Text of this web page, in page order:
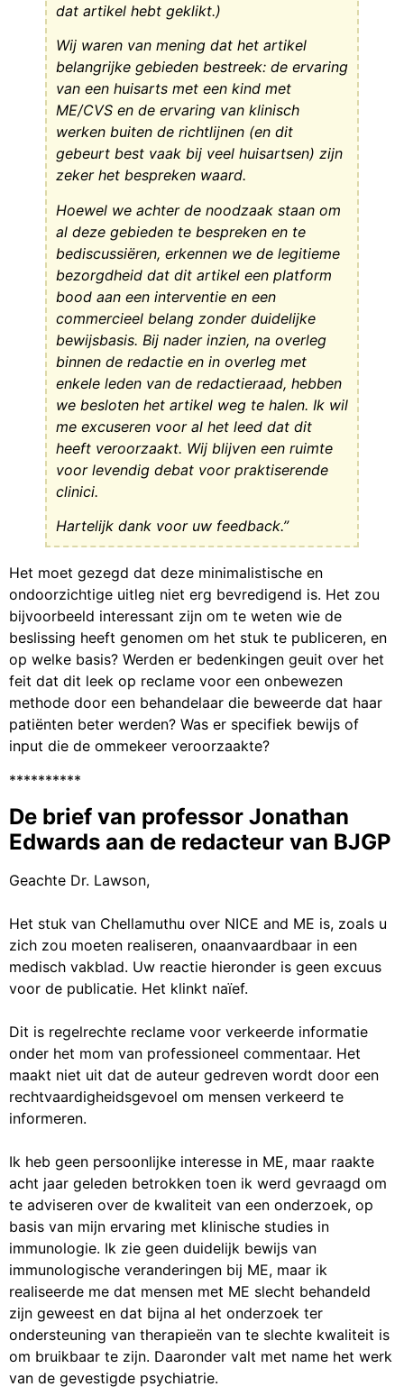
dat artikel hebt geklikt.)
Wij waren van mening dat het artikel
belangrijke gebieden bestreek: de ervaring
van een huisarts met een kind met
ME/CVS en de ervaring van klinisch
werken buiten de richtlijnen (en dit
gebeurt best vaak bij veel huisartsen) zijn
zeker het bespreken waard.
Hoewel we achter de noodzaak staan ​​om
al deze gebieden te bespreken en te
bediscussiëren, erkennen we de legitieme
bezorgdheid dat dit artikel een platform
bood aan een interventie en een
commercieel belang zonder duidelijke
bewijsbasis. Bij nader inzien, na overleg
binnen de redactie en in overleg met
enkele leden van de redactieraad, hebben
we besloten het artikel weg te halen. Ik wil
me excuseren voor al het leed dat dit
heeft veroorzaakt. Wij blijven een ruimte
voor levendig debat voor praktiserende
clinici.
Hartelijk dank voor uw feedback.”
Het moet gezegd dat deze minimalistische en
ondoorzichtige uitleg niet erg bevredigend is. Het zou
bijvoorbeeld interessant zijn om te weten wie de
beslissing heeft genomen om het stuk te publiceren, en
op welke basis? Werden er bedenkingen geuit over het
feit dat dit leek op reclame voor een onbewezen
methode door een behandelaar die beweerde dat haar
patiënten beter werden? Was er specifiek bewijs of
input die de ommekeer veroorzaakte?
**********
De brief van professor Jonathan
Edwards aan de redacteur van BJGP
Geachte Dr. Lawson,
Het stuk van Chellamuthu over NICE and ME is, zoals u
zich zou moeten realiseren, onaanvaardbaar in een
medisch vakblad. Uw reactie hieronder is geen excuus
voor de publicatie. Het klinkt naïef.
Dit is regelrechte reclame voor verkeerde informatie
onder het mom van professioneel commentaar. Het
maakt niet uit dat de auteur gedreven wordt door een
rechtvaardigheidsgevoel om mensen verkeerd te
informeren.
Ik heb geen persoonlijke interesse in ME, maar raakte
acht jaar geleden betrokken toen ik werd gevraagd om
te adviseren over de kwaliteit van een onderzoek, op
basis van mijn ervaring met klinische studies in
immunologie. Ik zie geen duidelijk bewijs van
immunologische veranderingen bij ME, maar ik
realiseerde me dat mensen met ME slecht behandeld
zijn geweest en dat bijna al het onderzoek ter
ondersteuning van therapieën van te slechte kwaliteit is
om bruikbaar te zijn. Daaronder valt met name het werk
van de gevestigde psychiatrie.